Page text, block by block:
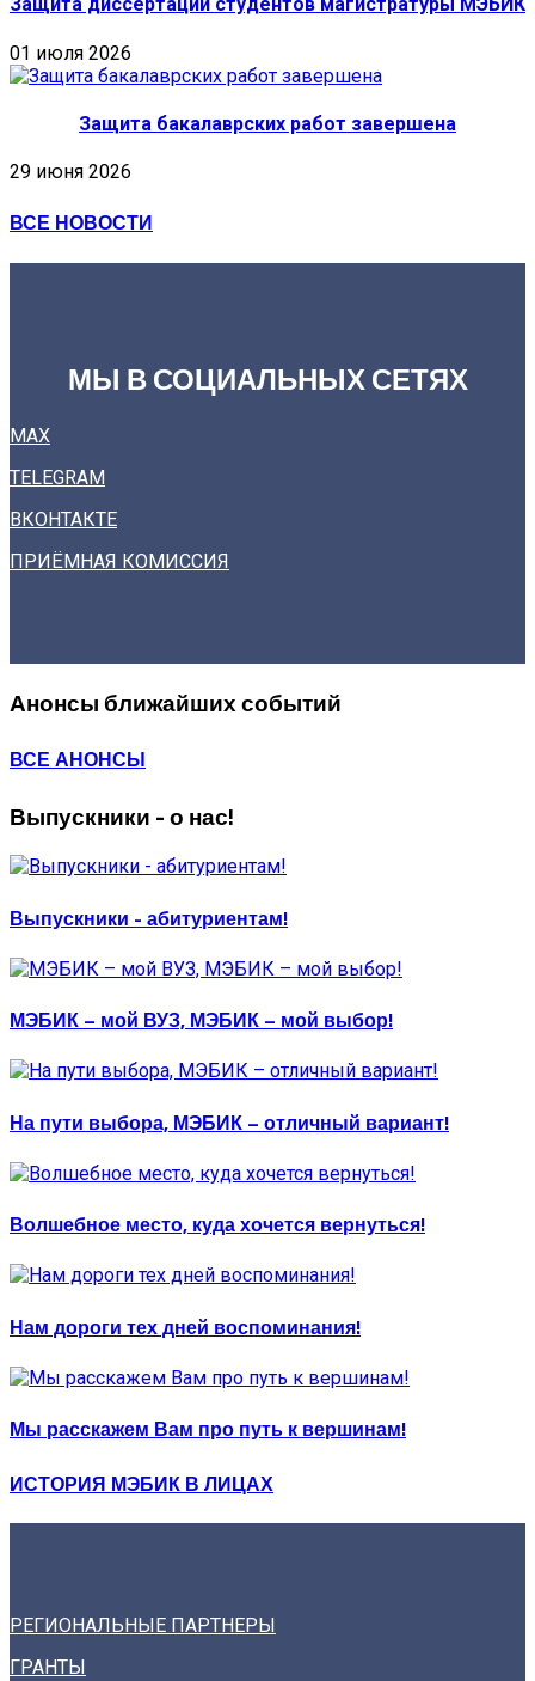
01 июля 2026
Защита бакалаврских работ завершена
29 июня 2026
ВСЕ НОВОСТИ
МЫ В СОЦИАЛЬНЫХ СЕТЯХ
MAX
TELEGRAM
ВКОНТАКТЕ
ПРИЁМНАЯ КОМИССИЯ
Анонсы ближайших событий
ВСЕ АНОНСЫ
Выпускники - о нас!
Выпускники - абитуриентам!
МЭБИК – мой ВУЗ, МЭБИК – мой выбор!
На пути выбора, МЭБИК – отличный вариант!
Волшебное место, куда хочется вернуться!
Нам дороги тех дней воспоминания!
Мы расскажем Вам про путь к вершинам!
ИСТОРИЯ МЭБИК В ЛИЦАХ
РЕГИОНАЛЬНЫЕ ПАРТНЕРЫ
ГРАНТЫ